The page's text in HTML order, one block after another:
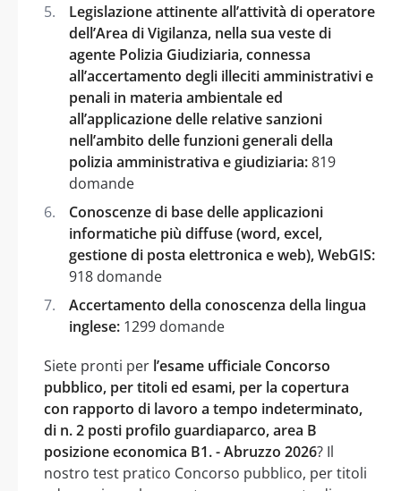
Legislazione attinente all’attività di operatore
dell’Area di Vigilanza, nella sua veste di
agente Polizia Giudiziaria, connessa
all’accertamento degli illeciti amministrativi e
penali in materia ambientale ed
all’applicazione delle relative sanzioni
nell’ambito delle funzioni generali della
polizia amministrativa e giudiziaria:819
domande
Conoscenze di base delle applicazioni
informatiche più diffuse (word, excel,
gestione di posta elettronica e web), WebGIS:
918 domande
Accertamento della conoscenza della lingua
inglese: 1299 domande
Siete pronti per l’esame ufficiale Concorso
pubblico, per titoli ed esami, per la copertura
con rapporto di lavoro a tempo indeterminato,
di n. 2 posti profilo guardiaparco, area B
posizione economica B1. - Abruzzo 2026? Il
nostro test pratico Concorso pubblico, per titoli